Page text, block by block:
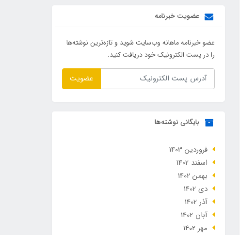
عضویت خبرنامه
عضو خبرنامه ماهانه وب‌سایت شوید و تازه‌ترین نوشته‌ها
را در پست الکترونیک خود دریافت کنید.
عضویت
بایگانی نوشته‌ها
فروردین 1403
اسفند 1402
بهمن 1402
دی 1402
آذر 1402
آبان 1402
مهر 1402